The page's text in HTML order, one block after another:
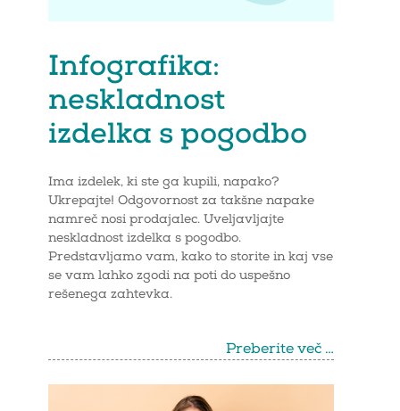
Infografika:
neskladnost
izdelka s pogodbo
Ima izdelek, ki ste ga kupili, napako?
Ukrepajte! Odgovornost za takšne napake
namreč nosi prodajalec. Uveljavljajte
neskladnost izdelka s pogodbo.
Predstavljamo vam, kako to storite in kaj vse
se vam lahko zgodi na poti do uspešno
rešenega zahtevka.
Preberite več …